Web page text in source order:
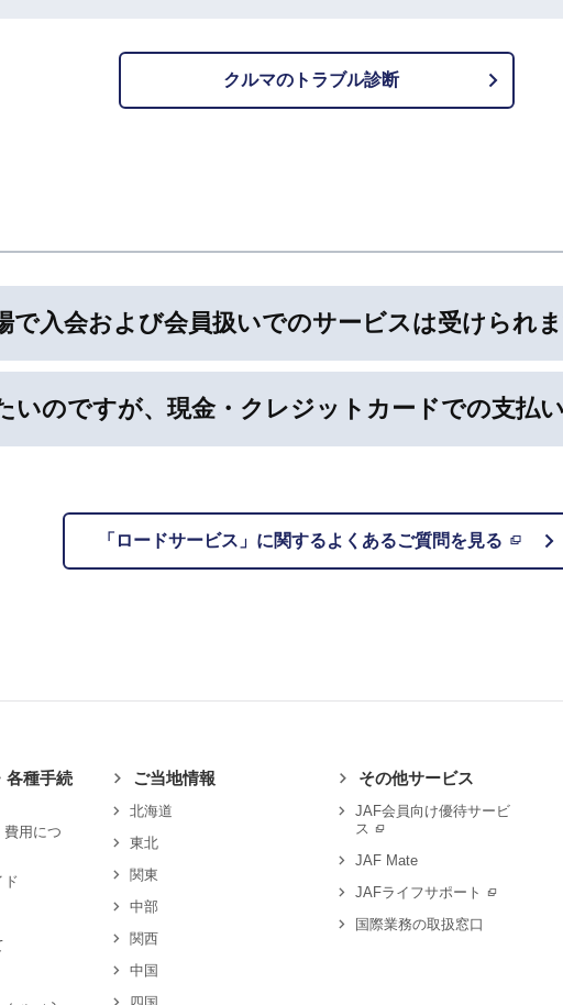
クルマのトラブル診断
で入会および会員扱いでのサービスは受けられ
いのですが、現金・クレジットカードでの支払
「ロードサービス」に関するよくあるご質問を見る
各種手続
費用につ
ド
ご当地情報
北海道
東北
関東
中部
関西
中国
その他サービス
JAF会員向け優待サービ
ス
JAF Mate
JAFライフサポート
国際業務の取扱窓口